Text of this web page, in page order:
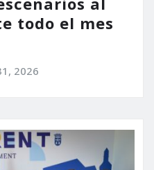
todo el mes
2026